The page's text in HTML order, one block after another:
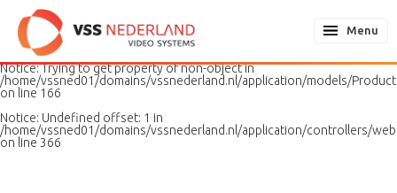
Notice: Undefined variable: page in
/home/vssned01/domains/vssnederland.nl/application/models/
on line
187
Notice: Trying to get property of non-object in
/home/vssned01/domains/vssnederland.nl/application/models/
on line 166
Notice: Undefined offset: 1 in
/home/vssned01/domains/vssnederland.nl/application/controllers/
on line 366
Menu